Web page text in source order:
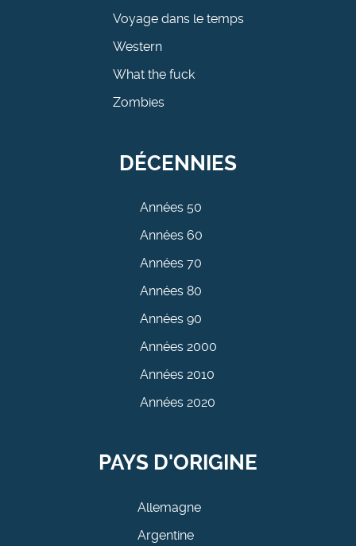
Voyage dans le temps
Western
What the fuck
Zombies
DÉCENNIES
Années 50
Années 60
Années 70
Années 80
Années 90
Années 2000
Années 2010
Années 2020
PAYS D'ORIGINE
Allemagne
Argentine